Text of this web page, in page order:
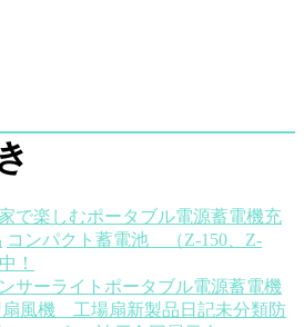
で楽しむポータブル電源蓄電機充
コンパクト蓄電池 （Z-150、Z-
！
サーライト ポータブル電源蓄電機
扇風機 工場扇新製品 日記未分類防